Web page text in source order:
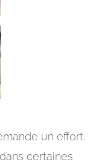
un effort.
certaines